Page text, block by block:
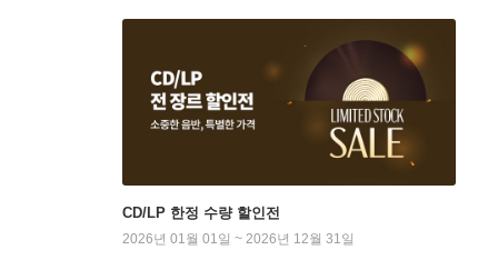
CD/LP 한정 수량 할인전
2026년 01월 01일 ~ 2026년 12월 31일